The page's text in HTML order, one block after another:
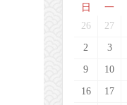
日
一
26 27
2 3
9 10
16 17